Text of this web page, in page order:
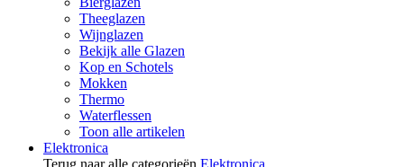
Theeglazen
Wijnglazen
Bekijk alle Glazen
Kop en Schotels
Mokken
Thermo
Waterflessen
Toon alle artikelen
Elektronica
Terug naar alle categorieën Elektronica